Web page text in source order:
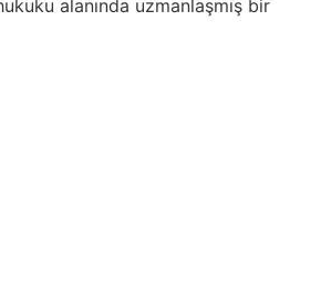
alanında uzmanlaşmış bir